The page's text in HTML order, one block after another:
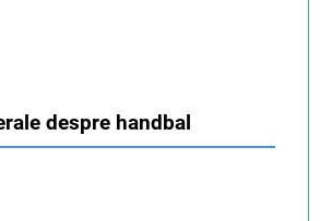
despre handbal